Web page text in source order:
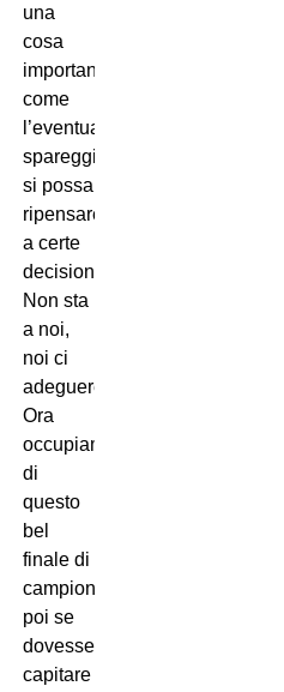
una
cosa
importante
come
l’eventuale
spareggio
si possa
ripensare
a certe
decisioni.
Non sta
a noi,
noi ci
adegueremo.
Ora
occupiamoci
di
questo
bel
finale di
campionato;
poi se
dovesse
capitare